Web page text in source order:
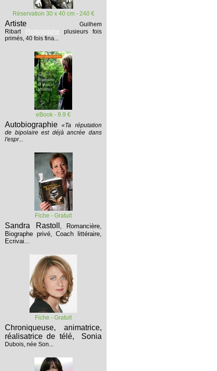
Réservation 30 x 40 cm - 240 €
Artiste
Guilhem
Ribart
Photographe plusieurs fois
primés, 40 fois fina...
eBook - 9.9 €
Autobiographie «Ta réputation
de bipolaire est déjà ancrée dans
l'espr...
Fiche - Gratuit
Sandra Rastoll ,
Romancière,
Biographe privé, Coach littéraire,
Ecrivai...
Fiche - Gratuit
Chroniqueuse, animatrice,
réalisatrice de télé,
Sonia
Dubois, née Son...